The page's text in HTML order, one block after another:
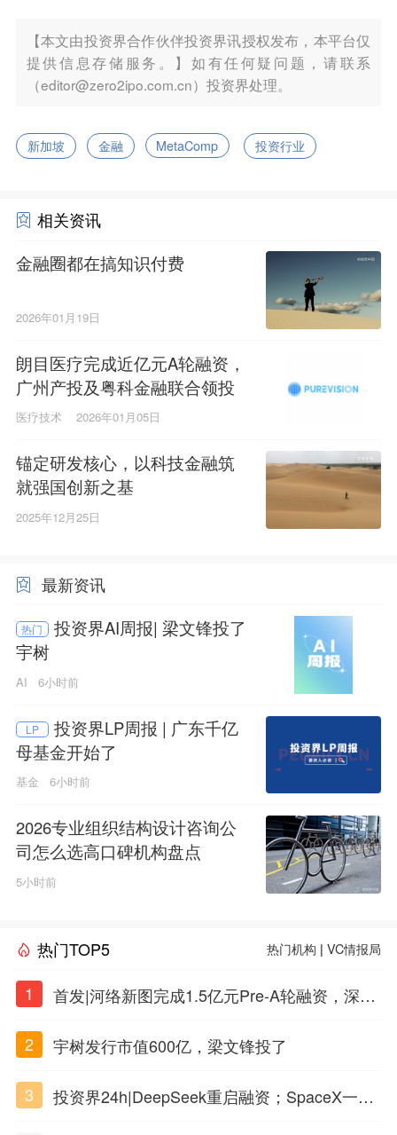
【本文由投资界合作伙伴投资界讯授权发布，本平台仅
提供信息存储服务。】如有任何疑问题，请联系
（editor@zero2ipo.com.cn）投资界处理。
新加坡 金融 MetaComp 投资行业
相关资讯
金融圈都在搞知识付费
2026年01月19日
朗目医疗完成近亿元A轮融资，
广州产投及粤科金融联合领投
医疗技术 2026年01月05日
锚定研发核心，以科技金融筑
就强国创新之基
2025年12月25日
最新资讯
热门
投资界AI周报| 梁文锋投了
宇树
AI 6小时前
LP
投资界LP周报 | 广东千亿
母基金开始了
基金 6小时前
2026专业组织结构设计咨询公
司怎么选高口碑机构盘点
5小时前
热门TOP5 热门机构 |VC情报局
1
首发|河络新图完成1.5亿元Pre-A轮融资，深耕i
2
宇树发行市值600亿，梁文锋投了
3
投资界24h|DeepSeek重启融资；SpaceX一夜